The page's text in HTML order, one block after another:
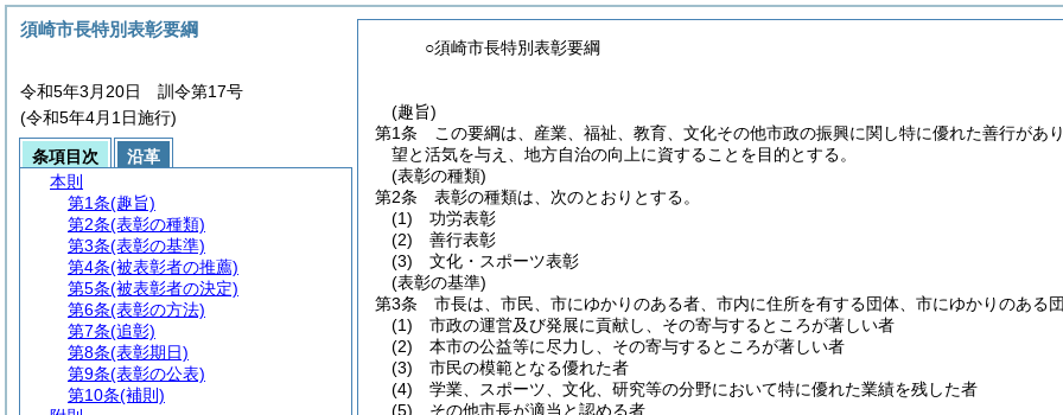
○須崎市長特別表彰要綱
(趣旨)
第1条
この要綱は、産業、福祉、教育、文化その他市政の振興に関し特に優れた善行が
望と活気を与え、地方自治の向上に資することを目的とする。
(表彰の種類)
第2条
表彰の種類は、次のとおりとする。
(1)
功労表彰
(2)
善行表彰
(3)
文化・スポーツ表彰
(表彰の基準)
第3条
市長は、市民、市にゆかりのある者、市内に住所を有する団体、市にゆかりのある
(1)
市政の運営及び発展に貢献し、その寄与するところが著しい者
(2)
本市の公益等に尽力し、その寄与するところが著しい者
(3)
市民の模範となる優れた者
(4)
学業、スポーツ、文化、研究等の分野において特に優れた業績を残した者
(5)
その他市長が適当と認める者
須崎市長特別表彰要綱
令和5年3月20日 訓令第17号
(令和5年4月1日施行)
条項目次
沿革
本則
第1条(趣旨)
第2条(表彰の種類)
第3条(表彰の基準)
第4条(被表彰者の推薦)
第5条(被表彰者の決定)
第6条(表彰の方法)
第7条(追彰)
第8条(表彰期日)
第9条(表彰の公表)
第10条(補則)